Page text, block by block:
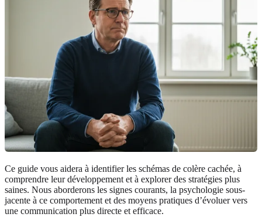
Ce guide vous aidera à identifier les schémas de colère cachée, à
comprendre leur développement et à explorer des stratégies plus
saines. Nous aborderons les signes courants, la psychologie sous-
jacente à ce comportement et des moyens pratiques d’évoluer vers
une communication plus directe et efficace.